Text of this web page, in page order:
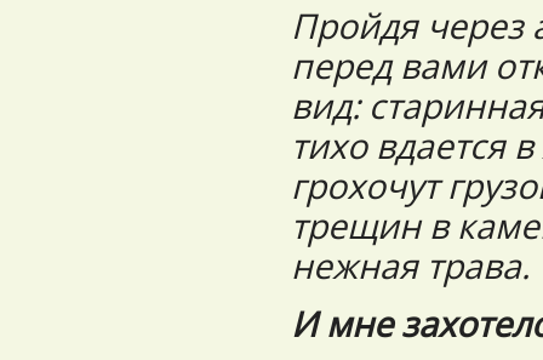
Пройдя через
перед вами
вид:
тихо вдается
грохочут
трещин в
нежная трава.
И мне